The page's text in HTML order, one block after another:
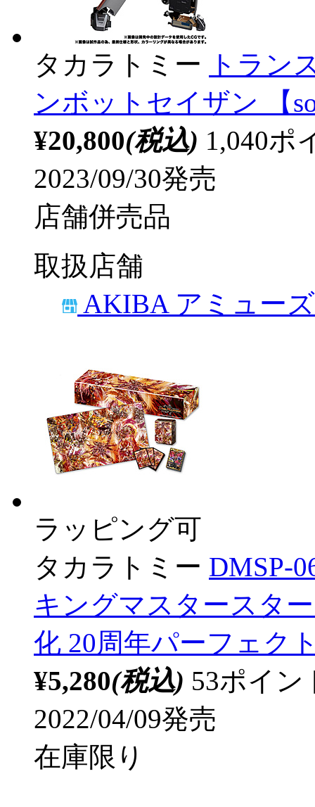
タカラトミー
トラン
ンボットセイザン 【
¥20,800(税込) 1,040ポ
2023/09/30発売
店舗併売品
取扱店舗
AKIBA アミュー
ラッピング可
タカラトミー DMSP-
キングマスタースタ
化 20周年パーフェク
¥5,280(税込) 53ポイ
2022/04/09発売
在庫限り